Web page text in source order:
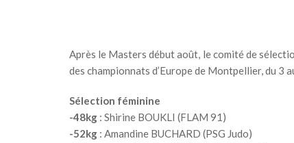
Après le Masters début août, le comité de
des championnats d’Europe de Montpellier, du 3
Sélection féminine
-48kg: Shirine BOUKLI (FLAM 91)
-52kg: Amandine BUCHARD (PSG Judo)